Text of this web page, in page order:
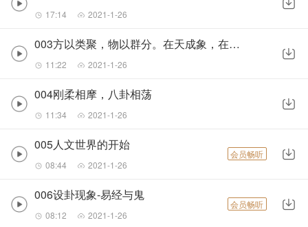
17:14 2021-1-26
003方以类聚，物以群分。在天成象，在地成形
11:22 2021-1-26
004刚柔相摩，八卦相荡
11:34 2021-1-26
005人文世界的开始
08:44 2021-1-26
会员畅听
006设卦现象-易经与鬼
08:12 2021-1-26
会员畅听